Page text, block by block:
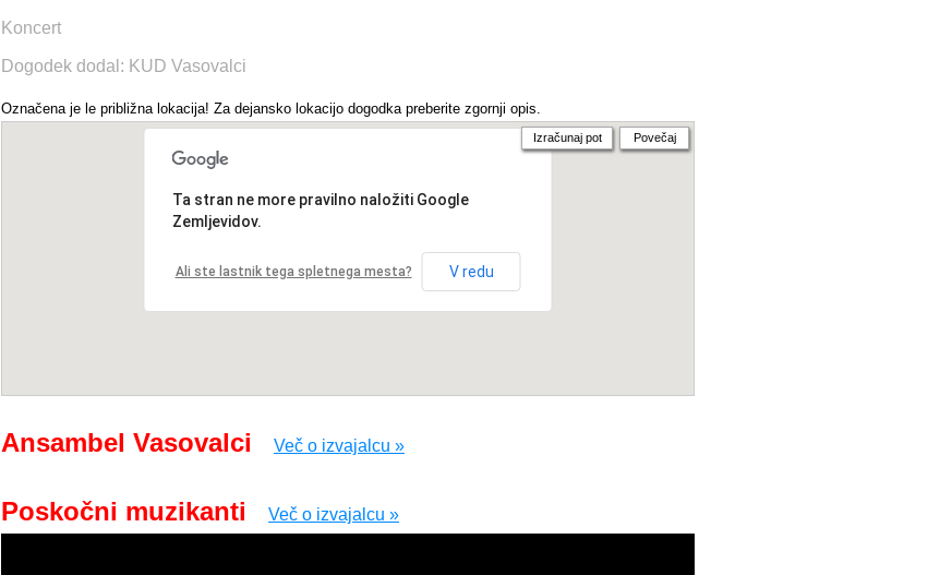
Koncert
Dogodek dodal: KUD Vasovalci
Označena je le približna lokacija! Za dejansko lokacijo dogodka preberite zgornji opis.
Ta stran ne more pravilno naložiti Google
Zemljevidov.
Ali ste lastnik tega spletnega mesta? V redu
Izračunaj pot Povečaj
Ansambel Vasovalci Več o izvajalcu »
Poskočni muzikanti Več o izvajalcu »